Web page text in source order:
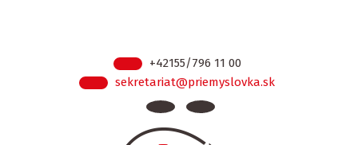
+42155/796 11 00
sekretariat@priemyslovka.sk